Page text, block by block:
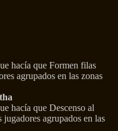
hacía que Formen filas
agrupados en las zonas
hacía que Descenso al
agrupados en las